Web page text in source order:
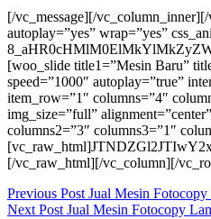
[/vc_message][/
autoplay=”yes” wrap=”yes”
[woo_slide title1=”Mesin Baru”
speed=”1000″ autoplay=”true”
item_row=”1″ columns=”4″
img_size=”full”
columns2=”3″ columns3=”1″
[/vc_raw_html][/vc_column][/
Previous Post Jual Mesin Fotocopy
Next Post Jual Mesin Fotocopy